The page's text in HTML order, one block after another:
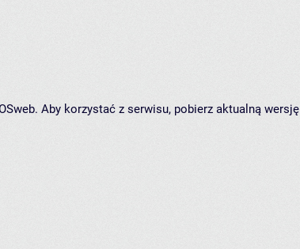
Aby korzystać z serwisu, pobierz aktualną wersję